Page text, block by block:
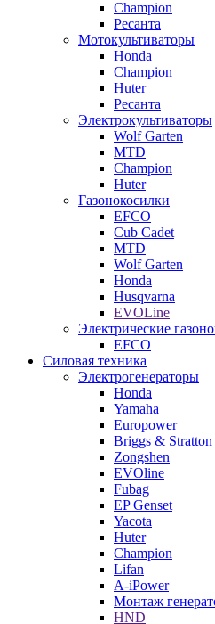
Champion
Ресанта
Мотокультиваторы
Honda
Champion
Huter
Ресанта
Электрокультиваторы
Wolf Garten
MTD
Champion
Huter
Газонокосилки
EFCO
Cub Cadet
MTD
Wolf Garten
Honda
Husqvarna
EVOLine
Электрические
EFCO
Силовая техника
Электрогенераторы
Honda
Yamaha
Europower
Briggs & Stratton
Zongshen
EVOline
Fubag
EP Genset
Yacota
Huter
Champion
Lifan
A-iPower
Монтаж
HND